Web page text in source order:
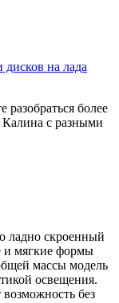
на лада
более
Калина с разными
ладно скроенный
и мягкие формы
массы модель
освещения.
без